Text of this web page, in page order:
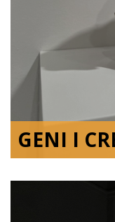
GENI I